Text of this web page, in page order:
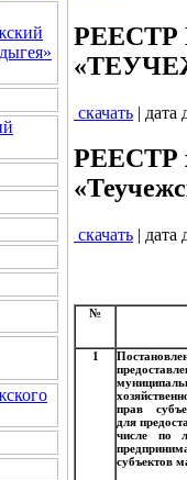
скачать | дата
РЕЕСТР
скачать | дата
№
1
прав
для
числе по
субъектов